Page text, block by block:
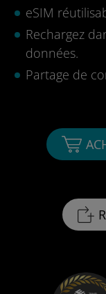
eSIM
Rechargez
données.
Partage de